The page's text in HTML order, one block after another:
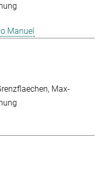
Manuel
Max-